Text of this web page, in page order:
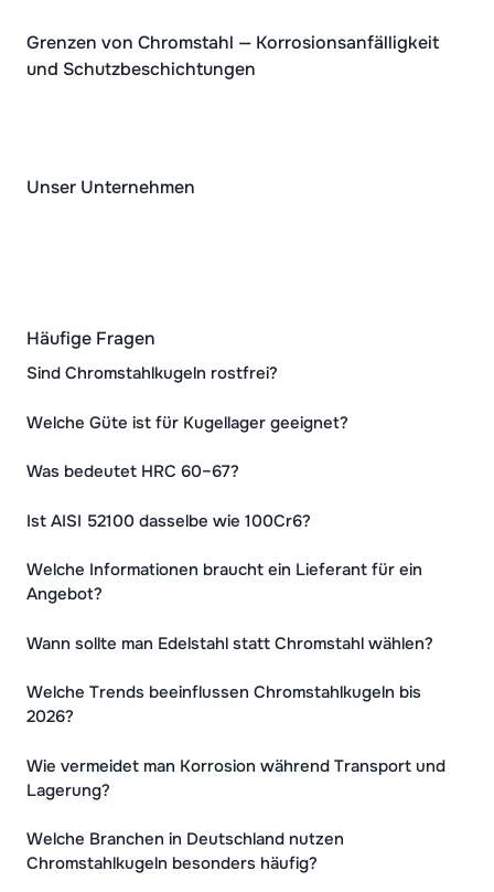
Grenzen von Chromstahl — Korrosionsanfälligkeit
und Schutzbeschichtungen
Unser Unternehmen
Häufige Fragen
Sind Chromstahlkugeln rostfrei?
Welche Güte ist für Kugellager geeignet?
Was bedeutet HRC 60–67?
Ist AISI 52100 dasselbe wie 100Cr6?
Welche Informationen braucht ein Lieferant für ein
Angebot?
Wann sollte man Edelstahl statt Chromstahl wählen?
Welche Trends beeinflussen Chromstahlkugeln bis
2026?
Wie vermeidet man Korrosion während Transport und
Lagerung?
Welche Branchen in Deutschland nutzen
Chromstahlkugeln besonders häufig?